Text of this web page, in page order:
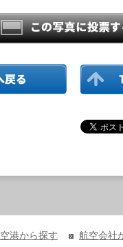
空港から探す 航空会社